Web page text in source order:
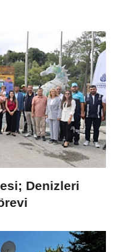
Denizleri